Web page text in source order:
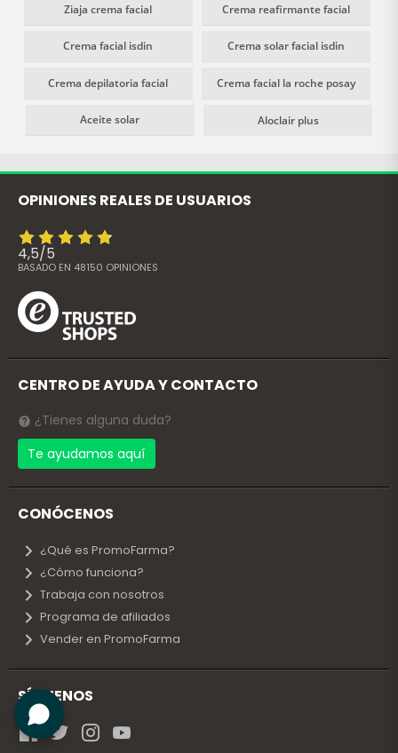
Ziaja crema facial Crema reafirmante facial
Crema facial isdin Crema solar facial isdin
Crema depilatoria facial Crema facial la roche posay
Aceite solar Aloclair plus
OPINIONES REALES DE USUARIOS
4,5/5
BASADO EN 48150 OPINIONES
CENTRO DE AYUDA Y CONTACTO
¿Tienes alguna duda?
Te ayudamos aquí
CONÓCENOS
¿Qué es PromoFarma?
¿Cómo funciona?
Trabaja con nosotros
Programa de afiliados
Vender en PromoFarma
SÍGUENOS